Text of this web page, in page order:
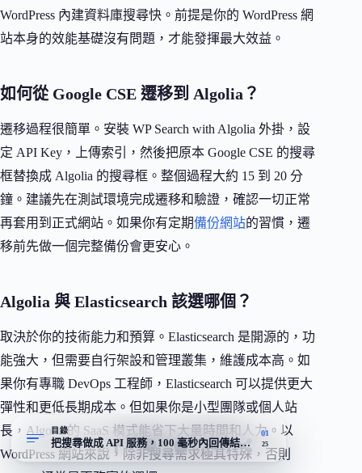
WordPress 內建資料庫搜尋快。前提是你的 WordPress 網
站本身的效能基礎沒有問題，才能發揮最大效益。
如何從 Google CSE 遷移到 Algolia？
遷移過程很簡單。安裝 WP Search with Algolia 外掛，設
定 API Key，上傳索引，然後把原本 Google CSE 的搜尋
框替換成 Algolia 的搜尋框。整個過程大約 15 到 20 分
鐘。建議先在測試環境完成遷移和驗證，確認一切正常
再套用到正式網站。如果你有定期備份網站的習慣，遷
移前先做一個完整備份會更安心。
Algolia 與 Elasticsearch 該選哪個？
取決於你的技術能力和預算。Elasticsearch 是開源的，功
能強大，但需要自行架設和管理叢集，維護成本高。如
果你有專職 DevOps 工程師，Elasticsearch 可以提供更大
彈性和更低長期成本。但如果你是小型團隊或個人站
長，Algolia 的 SaaS 模式能省下大量時間和人力。以
WordPress 網站來說，除非搜尋需求極其特殊，否則
目錄
把搜尋做成 API 服務，100 毫秒內回傳結果的搜尋引擎
01
25